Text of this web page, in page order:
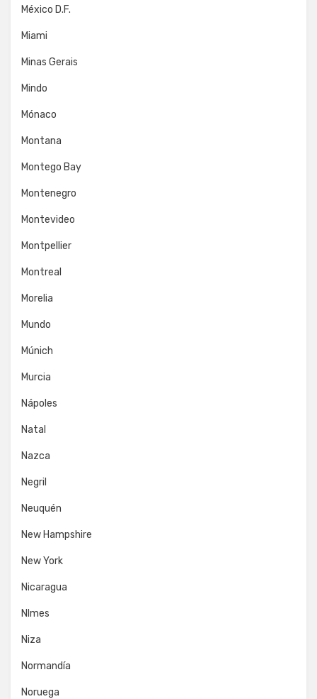
México D.F.
Miami
Minas Gerais
Mindo
Mónaco
Montana
Montego Bay
Montenegro
Montevideo
Montpellier
Montreal
Morelia
Mundo
Múnich
Murcia
Nápoles
Natal
Nazca
Negril
Neuquén
New Hampshire
New York
Nicaragua
NImes
Niza
Normandía
Noruega